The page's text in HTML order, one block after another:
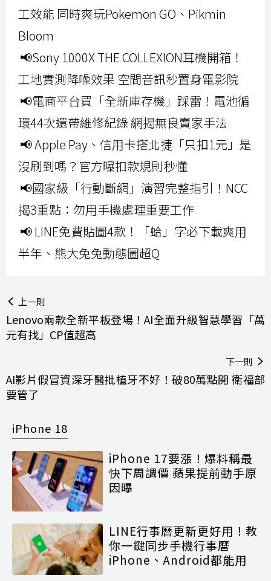
工效能 同時爽玩Pokemon GO、Pikmin
Bloom
📢Sony 1000X THE COLLEXION耳機開箱！
工地實測降噪效果 空間音訊秒置身電影院
📢電商平台買「全新庫存機」踩雷！電池循
環44次還帶維修紀錄 網揭無良賣家手法
📢 Apple Pay、信用卡搭北捷「只扣1元」是
沒刷到嗎？官方曝扣款規則秒懂
📢國家級「行動斷網」演習完整指引！NCC
揭3重點：勿用手機處理重要工作
📢 LINE免費貼圖4款！「蛤」字必下載爽用
半年、熊大兔兔動態圖超Q
上一則
Lenovo兩款全新平板登場！AI全面升級智慧學習「萬
元有找」CP值超高
下一則
AI影片假冒資深牙醫批植牙不好！破80萬點閱 衛福部
要管了
iPhone 18
iPhone 17要漲！爆料稱最
快下周調價 蘋果提前動手原
因曝
LINE行事曆更新更好用！教
你一鍵同步手機行事曆
iPhone、Android都能用